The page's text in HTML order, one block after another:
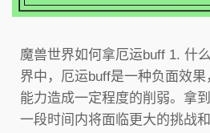
魔兽世界如何拿厄运buff 1. 什
界中，厄运buff是一种负面效
能力造成一定程度的削弱。拿
一段时间内将面临更大的挑战